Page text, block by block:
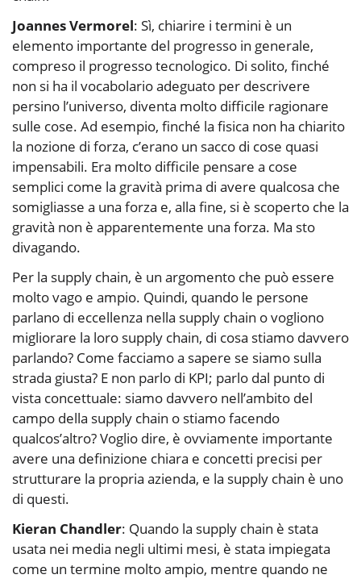
Joannes Vermorel: Sì, chiarire i termini è un
elemento importante del progresso in generale,
compreso il progresso tecnologico. Di solito, finché
non si ha il vocabolario adeguato per descrivere
persino l’universo, diventa molto difficile ragionare
sulle cose. Ad esempio, finché la fisica non ha chiarito
la nozione di forza, c’erano un sacco di cose quasi
impensabili. Era molto difficile pensare a cose
semplici come la gravità prima di avere qualcosa che
somigliasse a una forza e, alla fine, si è scoperto che la
gravità non è apparentemente una forza. Ma sto
divagando.
Per la supply chain, è un argomento che può essere
molto vago e ampio. Quindi, quando le persone
parlano di eccellenza nella supply chain o vogliono
migliorare la loro supply chain, di cosa stiamo davvero
parlando? Come facciamo a sapere se siamo sulla
strada giusta? E non parlo di KPI; parlo dal punto di
vista concettuale: siamo davvero nell’ambito del
campo della supply chain o stiamo facendo
qualcos’altro? Voglio dire, è ovviamente importante
avere una definizione chiara e concetti precisi per
strutturare la propria azienda, e la supply chain è uno
di questi.
Kieran Chandler: Quando la supply chain è stata
usata nei media negli ultimi mesi, è stata impiegata
come un termine molto ampio, mentre quando ne